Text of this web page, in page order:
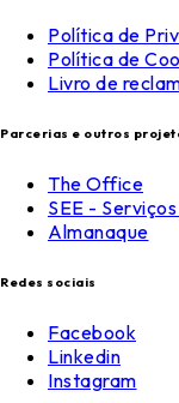
Política de
Política de
Livro de
Parcerias e outros
The Office
SEE -
Almanaque
Redes sociais
Facebook
Linkedin
Instagram